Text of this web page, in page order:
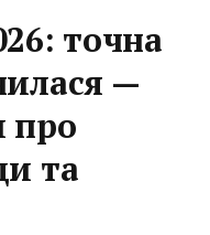
точна
—
про
та